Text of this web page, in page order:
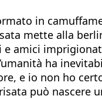
in
mette alla
e amici
ha
e io non ho
può nascere